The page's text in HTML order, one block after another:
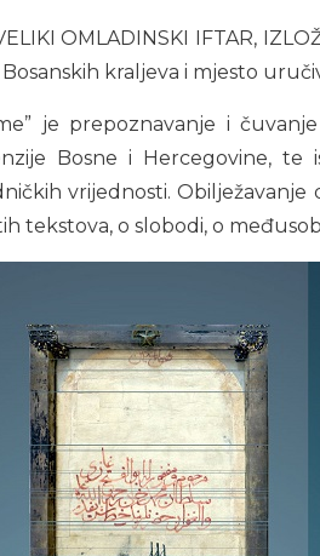
OMLADINSKI IFTAR,
kraljeva i mjesto
je prepoznavanje i
Bosne i Hercegovine, te
vrijednosti.
tekstova, o slobodi, o